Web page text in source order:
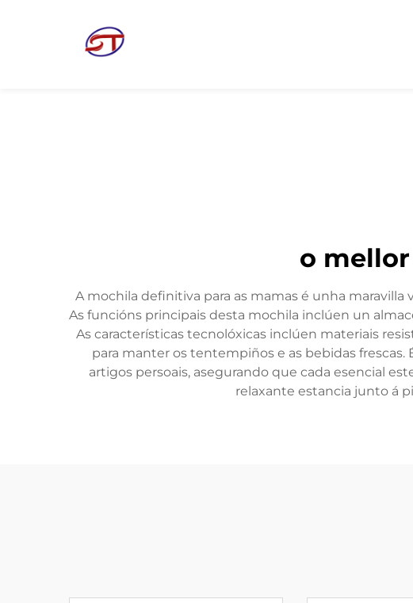
o
A mochila definitiva para as mamas é unha
As funcións principais desta mochila inclúen un
As características tecnolóxicas inclúen materiais
para manter os tentempiños e as bebidas frescas.
artigos persoais, asegurando que cada esencial
relaxante estancia junto á